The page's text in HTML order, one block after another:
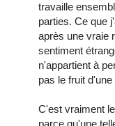
travaille
parties. Ce que
après une vraie
sentiment
n'appartient à
pas le fruit
C'est vraiment
parce qu'une